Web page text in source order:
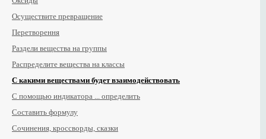
Осуществите превращение
Перетворення
Раздели вещества на группы
Распределите вещества на классы
С какими веществами будет взаимодействовать
С помощью индикатора ... определить
Составить формулу
Сочинения, кроссворды, сказки